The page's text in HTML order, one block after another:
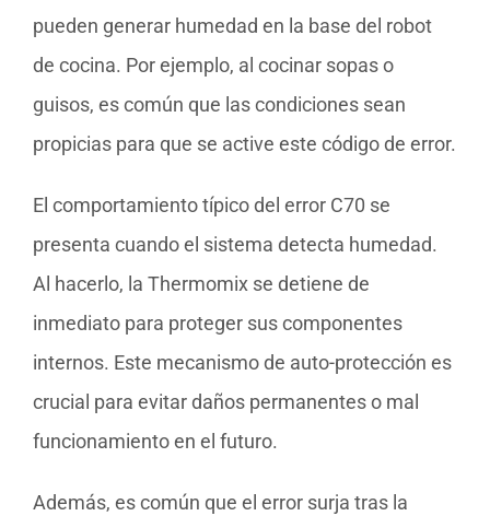
pueden generar humedad en la base del robot
de cocina. Por ejemplo, al cocinar sopas o
guisos, es común que las condiciones sean
propicias para que se active este código de error.
El comportamiento típico del error C70 se
presenta cuando el sistema detecta humedad.
Al hacerlo, la Thermomix se detiene de
inmediato para proteger sus componentes
internos. Este mecanismo de auto-protección es
crucial para evitar daños permanentes o mal
funcionamiento en el futuro.
Además, es común que el error surja tras la